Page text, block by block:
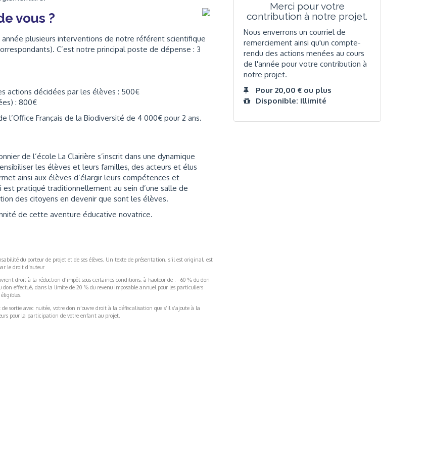
vous ?
plusieurs interventions de notre référent scientifique
C’est notre principal poste de dépense : 3
actions décidées par les élèves : 500€
: 800€
Français de la Biodiversité de 4 000€ pour 2 ans.
de l’école La Clairière s’inscrit dans une dynamique
les élèves et leurs familles, des acteurs et élus
ainsi aux élèves d’élargir leurs compétences et
pratiqué traditionnellement au sein d’une salle de
des citoyens en devenir que sont les élèves.
de cette aventure éducative novatrice.
du porteur de projet et de ses élèves. Un texte de présentation, s'il est original, est
le droit d'auteur
droit à la réduction d’impôt sous certaines conditions, à hauteur de : - 60 % du don
effectué, dans la limite de 20 % du revenu imposable annuel pour les particuliers
éligibles.
sortie avec nuitée, votre don n’ouvre droit à la défiscalisation que s’il s’ajoute à la
pour la participation de votre enfant au projet.
Merci pour votre
contribution à notre projet.
Nous enverrons un courriel de
remerciement ainsi qu'un compte-
rendu des actions menées au cours
de l'année pour votre contribution à
notre projet.
Pour 20,00 € ou plus
Disponible: Illimité